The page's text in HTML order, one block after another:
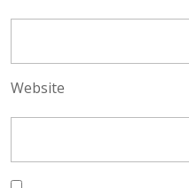
Website